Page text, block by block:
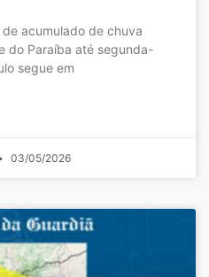
acumulado de chuva
do Paraíba até segunda-
segue em
03/05/2026